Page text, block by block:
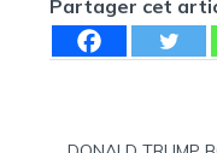
Partager cet
Navigation